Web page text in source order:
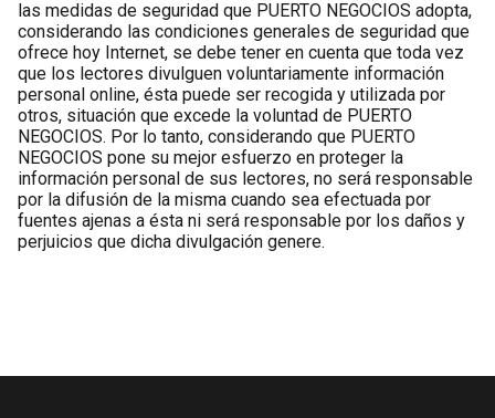
las medidas de seguridad que PUERTO NEGOCIOS adopta,
considerando las condiciones generales de seguridad que
ofrece hoy Internet, se debe tener en cuenta que toda vez
que los lectores divulguen voluntariamente información
personal online, ésta puede ser recogida y utilizada por
otros, situación que excede la voluntad de PUERTO
NEGOCIOS. Por lo tanto, considerando que PUERTO
NEGOCIOS pone su mejor esfuerzo en proteger la
información personal de sus lectores, no será responsable
por la difusión de la misma cuando sea efectuada por
fuentes ajenas a ésta ni será responsable por los daños y
perjuicios que dicha divulgación genere.